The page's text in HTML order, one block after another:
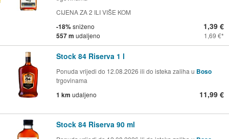
CIJENA ZA 2 ILI VIŠE KOM
-18%sniženo
557 m udaljeno
1,39 €
1,69 €
Stock 84 Riserva 1 l
Ponuda vrijedi do 12.08.2026 ili do isteka zaliha u Boso
trgovinama
1 km udaljeno 11,99 €
Stock 84 Riserva 90 ml